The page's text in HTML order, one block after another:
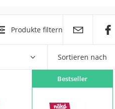
Produkte filtern
Sortieren nach
Bestseller